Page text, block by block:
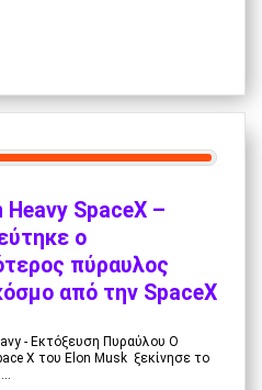
Heavy SpaceX –
ο
πύραυλος
από την SpaceX
- Εκτόξευση Πυραύλου Ο
X του Elon Musk ξεκίνησε το